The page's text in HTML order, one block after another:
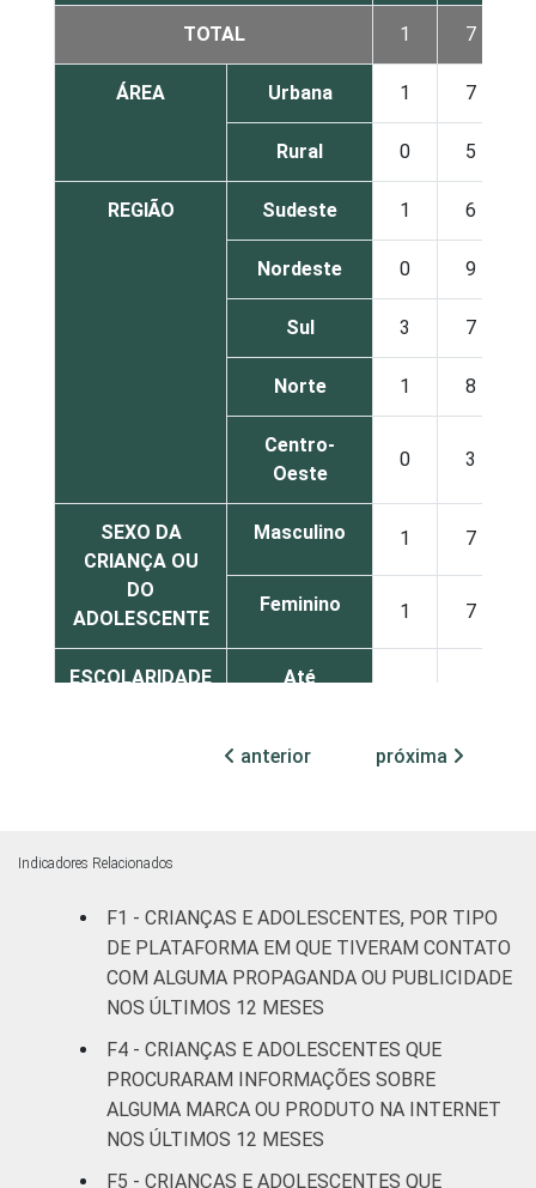
TOTAL 1 7
ÁREA Urbana 1 7
Rural 0 5
REGIÃO Sudeste 1 6
Nordeste 0 9
Sul 3 7
Norte 1 8
Centro-
Oeste
0 3
SEXO DA
CRIANÇA OU
DO
ADOLESCENTE
Masculino 1 7
Feminino 1 7
ESCOLARIDADE
Até
mais
FAIXA ETÁRIA
DA CRIANÇA
ADOLESCENTE
De 9 a 10
anos
- -
De 11 a 12
anos
1
De 13 a 14
anos
anterior próxima
Indicadores Relacionados
F1 - CRIANÇAS E ADOLESCENTES, POR TIPO
DE PLATAFORMA EM QUE TIVERAM CONTATO
COM ALGUMA PROPAGANDA OU PUBLICIDADE
NOS ÚLTIMOS 12 MESES
F4 - CRIANÇAS E ADOLESCENTES QUE
PROCURARAM INFORMAÇÕES SOBRE
ALGUMA MARCA OU PRODUTO NA INTERNET
NOS ÚLTIMOS 12 MESES
F5 - CRIANÇAS E ADOLESCENTES QUE